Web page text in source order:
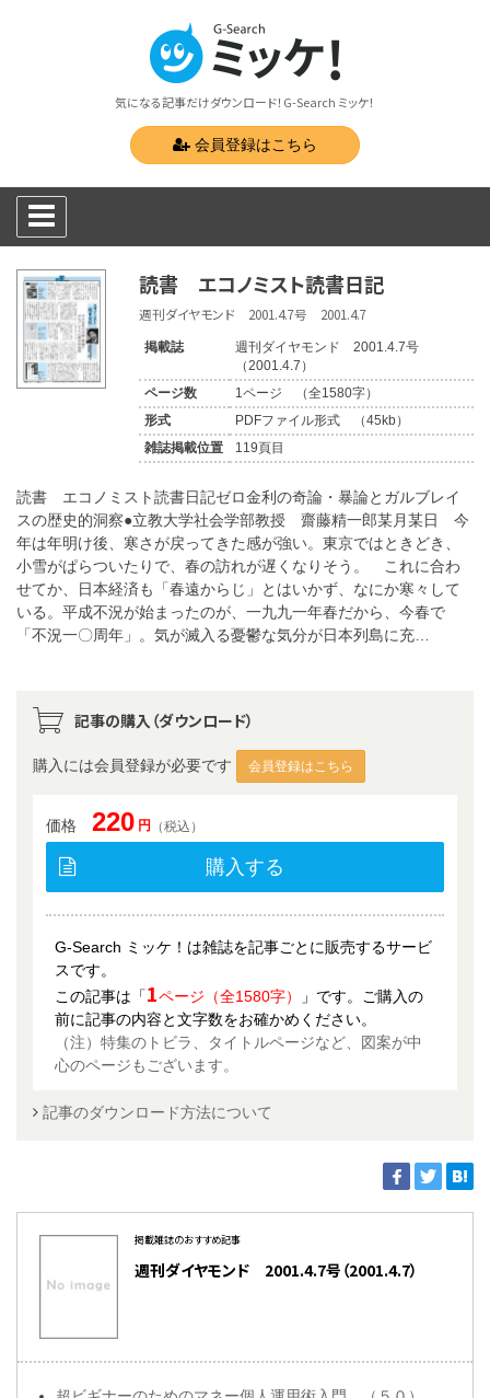
気になる記事だけダウンロード！G-Search ミッケ！
会員登録はこちら
読書 エコノミスト読書日記
週刊ダイヤモンド 2001.4.7号 2001.4.7
掲載誌
週刊ダイヤモンド 2001.4.7号
（2001.4.7）
ページ数
1ページ （全1580字）
形式
PDFファイル形式 （45kb）
雑誌掲載位置
119頁目
読書 エコノミスト読書日記ゼロ金利の奇論・暴論とガルブレイ
スの歴史的洞察●立教大学社会学部教授 齋藤精一郎某月某日 今
年は年明け後、寒さが戻ってきた感が強い。東京ではときどき、
小雪がぱらついたりで、春の訪れが遅くなりそう。 これに合わ
せてか、日本経済も「春遠からじ」とはいかず、なにか寒々して
いる。平成不況が始まったのが、一九九一年春だから、今春で
「不況一〇周年」。気が滅入る憂鬱な気分が日本列島に充…
記事の購入（ダウンロード）
購入には会員登録が必要です 会員登録はこちら
価格 220 円 （税込）
購入する
G-Search ミッケ！は雑誌を記事ごとに販売するサービ
スです。
この記事は「1ページ（全1580字）
」です。ご購入の
前に記事の内容と文字数をお確かめください。
（注）特集のトビラ、タイトルページなど、図案が中
心のページもございます。
記事のダウンロード方法について
掲載雑誌のおすすめ記事
週刊ダイヤモンド 2001.4.7号（2001.4.7）